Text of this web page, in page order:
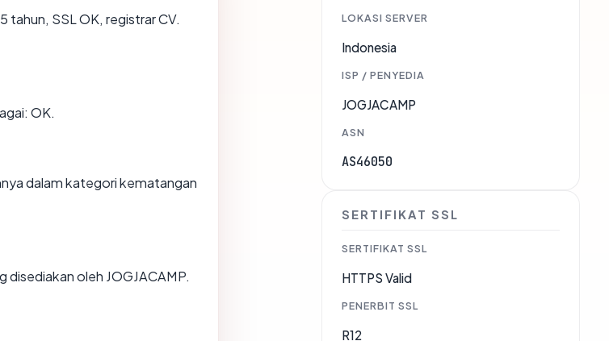
tahun, SSL OK, registrar CV.
OK.
dalam kategori kematangan
oleh JOGJACAMP.
LOKASI SERVER
Indonesia
ISP / PENYEDIA
JOGJACAMP
ASN
AS46050
SERTIFIKAT SSL
SERTIFIKAT SSL
HTTPS Valid
PENERBIT SSL
R12